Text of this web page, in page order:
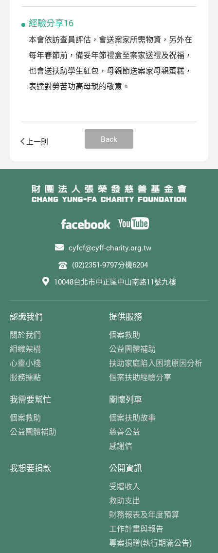
經驗分享16
本會依訪查員評估，會送案家所需物資，另外在
每年春節前，備妥年節禮盒至案家送禮及祝福，
也會送扶助學生紅包，母親節送案家母親蛋糕，
表達對勞苦功高母親的敬意。
上一則 Back
cyfcf@cyff-charity.org.tw
(02)2351-9797分機6204
10048台北市中正區中山南路11號九樓
認識我們
關於我們
組織架構
心靈小棧
服務據點
提供服務
個案救助
公益團體補助
扶助家庭陷入困境原因分析
個案扶助經驗分享
我需要幫忙
個案救助
公益團體補助
關懷列車
個案扶助故事
慈善公益
感謝信
我想要捐款 公開資訊
受贈收入
救助支出
財務報表及年度預算
工作計畫與報告
專案捐贈(執行期滿公告)